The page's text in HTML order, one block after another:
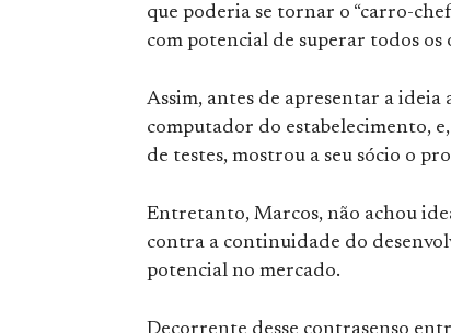
que poderia se tornar o “carro-
com potencial de superar todos
Assim, antes de apresentar a
computador do estabelecimento,
de testes, mostrou a seu sócio o
Entretanto, Marcos, não achou
contra a continuidade do
potencial no mercado.